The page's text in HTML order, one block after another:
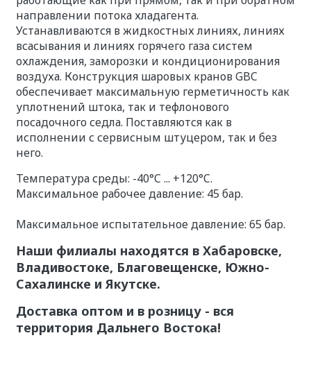
направлении потока хладагента.
Устанавливаются в жидкостных линиях, линиях
всасывания и линиях горячего газа систем
охлаждения, заморозки и кондиционирования
воздуха. Конструкция шаровых кранов GBC
обеспечивает максимальную герметичность как
уплотнений штока, так и тефлонового
посадочного седла. Поставляются как в
исполнении с сервисным штуцером, так и без
него.
Температура среды: -40°C ... +120°C.
Максимальное рабочее давление: 45 бар.
Максимальное испытательное давление: 65 бар.
Наши филиалы находятся в Хабаровске,
Владивостоке, Благовещенске, Южно-
Сахалинске и Якутске.
Доставка оптом и в розницу - вся
территория Дальнего Востока!